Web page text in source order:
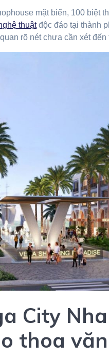
mặt biển, 100 biệt
thuậtđộc đáo tại thành
rõ nét chưa cần xét đến
City
thoa